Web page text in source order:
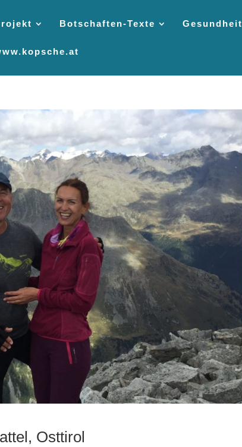
Botschaften-Texte Gesundheit
Osttirol